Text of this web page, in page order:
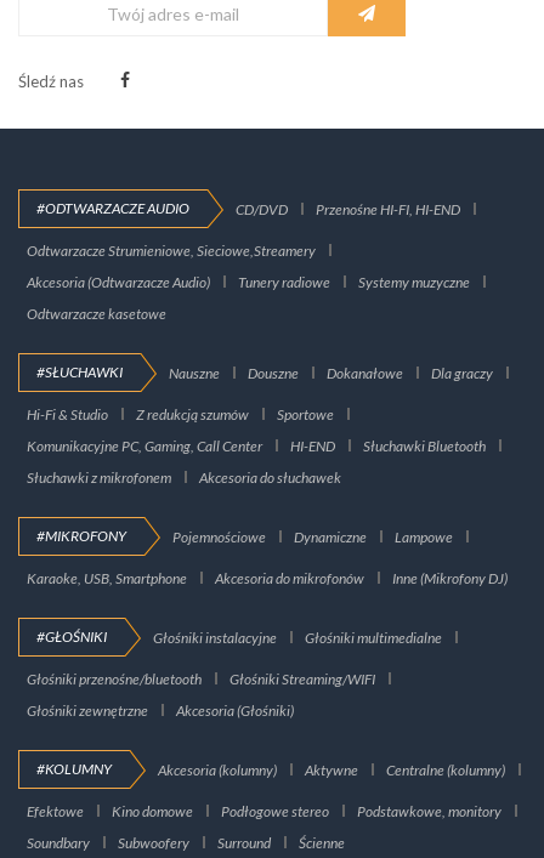
Śledź nas
#ODTWARZACZE AUDIO CD/DVD Przenośne HI-FI, HI-END
Odtwarzacze Strumieniowe, Sieciowe,Streamery
Akcesoria (Odtwarzacze Audio)
Tunery radiowe
Systemy muzyczne
Odtwarzacze kasetowe
#SŁUCHAWKI Nauszne Douszne Dokanałowe Dla graczy
Hi-Fi & Studio Z redukcją szumów
Sportowe
Komunikacyjne PC, Gaming, Call Center
HI-END
Słuchawki Bluetooth
Słuchawki z mikrofonem
Akcesoria do słuchawek
#MIKROFONY Pojemnościowe Dynamiczne Lampowe
Karaoke, USB, Smartphone Akcesoria do mikrofonów Inne (Mikrofony DJ)
#GŁOŚNIKI Głośniki instalacyjne Głośniki multimedialne
Głośniki przenośne/bluetooth
Głośniki Streaming/WIFI
Głośniki zewnętrzne
Akcesoria (Głośniki)
#KOLUMNY Akcesoria (kolumny) Aktywne Centralne (kolumny)
Efektowe Kino domowe Podłogowe stereo
Podstawkowe, monitory
Soundbary
Subwoofery Surround Ścienne